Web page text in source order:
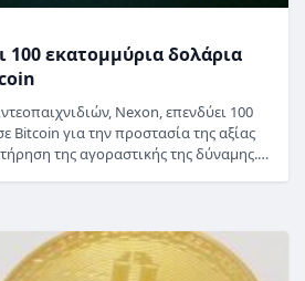
100 εκατομμύρια δολάρια
Nexon, επενδύει 100
Bitcoin για την προστασία της αξίας
της αγοραστικής της δύναμης.…